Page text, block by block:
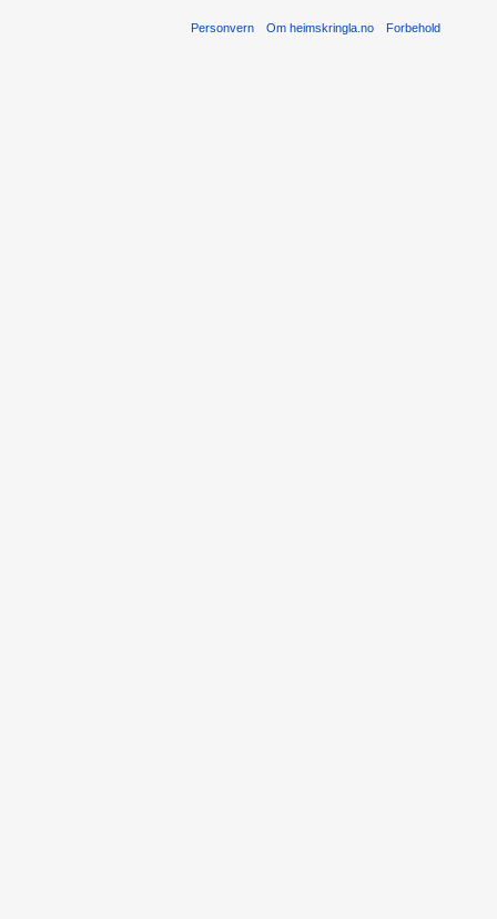
Personvern Om heimskringla.no Forbehold